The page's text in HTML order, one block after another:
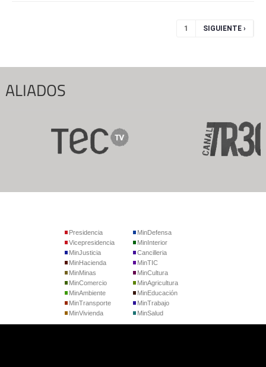
1 SIGUIENTE ›
ALIADOS
Presidencia
Vicepresidencia
MinJusticia
MinDefensa
MinInterior
Cancilleria
MinHacienda
MinMinas
MinComercio
MinTIC
MinCultura
MinAgricultura
MinAmbiente
MinTransporte
MinVivienda
MinEducación
MinTrabajo
MinSalud